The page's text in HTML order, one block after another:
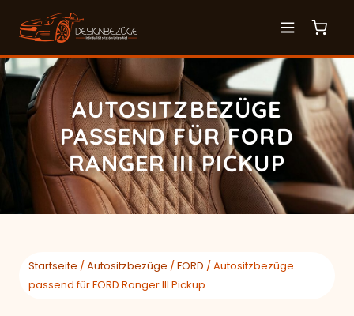
AUTOSITZBEZÜGE
PASSEND FÜR FORD
RANGER III PICKUP
Startseite /Autositzbezüge /FORD / Autositzbezüge
passend für FORD Ranger III Pickup